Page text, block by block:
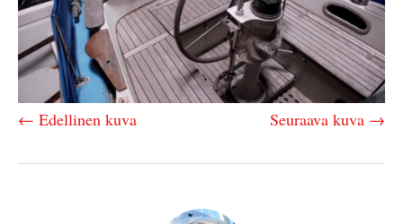
← Edellinen kuva Seuraava kuva →